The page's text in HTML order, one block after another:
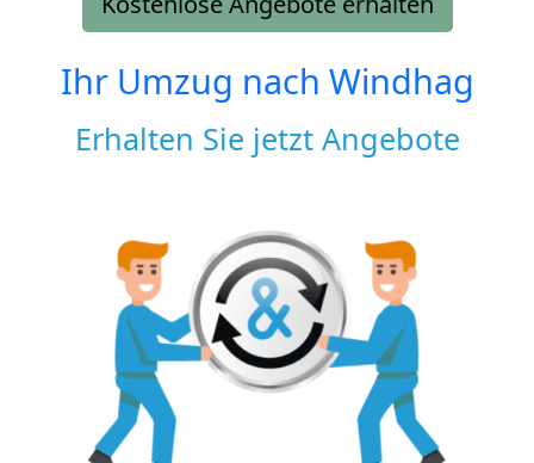
Ihr Umzug nach Windhag
Erhalten Sie jetzt Angebote